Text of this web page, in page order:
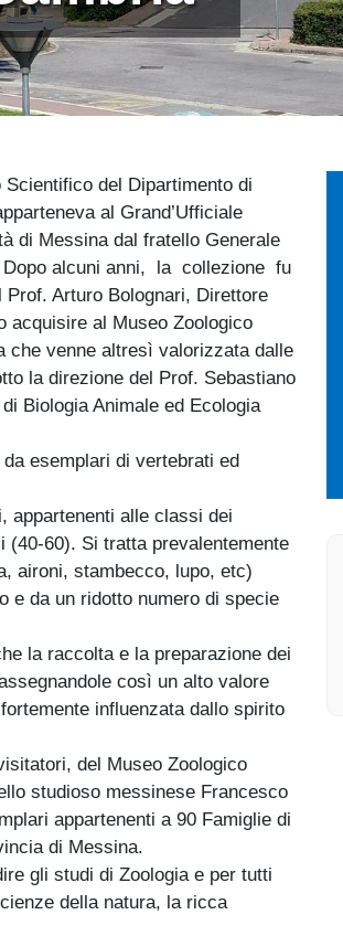
del Dipartimento di
al Grand’Ufficiale
di Messina dal fratello Generale
Dopo alcuni anni, la collezione fu
Arturo Bolognari, Direttore
acquisire al Museo Zoologico
che venne altresì valorizzata dalle
la direzione del Prof. Sebastiano
Biologia Animale ed Ecologia
da esemplari di vertebrati ed
appartenenti alle classi dei
60). Si tratta prevalentemente
aironi, stambecco, lupo, etc)
e da un ridotto numero di specie
la raccolta e la preparazione dei
così un alto valore
influenzata dallo spirito
del Museo Zoologico
studioso messinese Francesco
appartenenti a 90 Famiglie di
di Messina.
gli studi di Zoologia e per tutti
della natura, la ricca